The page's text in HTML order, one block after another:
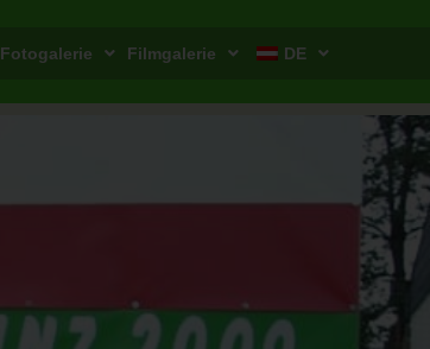
Fotogalerie Filmgalerie DE